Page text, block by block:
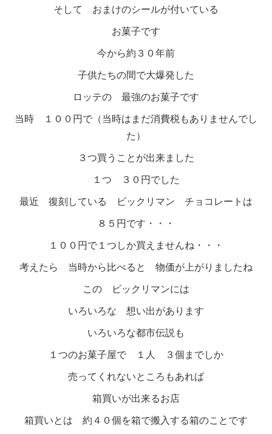
そして おまけのシールが付いている
お菓子です
今から約３０年前
子供たちの間で大爆発した
ロッテの 最強のお菓子です
当時 １００円で（当時はまだ消費税もありませんでし
た）
３つ買うことが出来ました
１つ ３０円でした
最近 復刻している ビックリマン チョコレートは
８５円です・・・
１００円で１つしか買えませんね・・・
考えたら 当時から比べると 物価が上がりましたね
この ビックリマンには
いろいろな 想い出があります
いろいろな都市伝説も
１つのお菓子屋で １人 ３個までしか
売ってくれないところもあれば
箱買いが出来るお店
箱買いとは 約４０個を箱で搬入する箱のことです